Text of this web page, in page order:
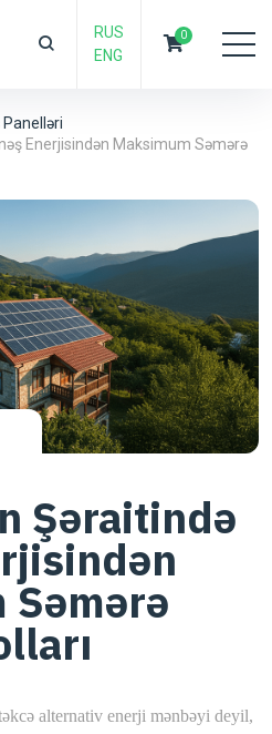
RUS
ENG
0
Panelləri
Enerjisindən Maksimum Səmərə
Şəraitində
Səmərə
alternativ enerji mənbəyi deyil,